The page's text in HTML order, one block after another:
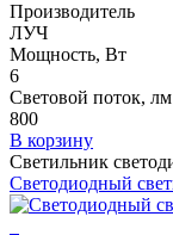
Производитель
ЛУЧ
Мощность, Вт
6
Световой поток, лм
800
В корзину
Светильник
Светодиодный